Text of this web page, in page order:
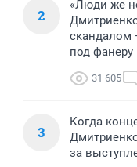
2
«Люди же
скандалом
под фанеру
31 605
3
Когда
за